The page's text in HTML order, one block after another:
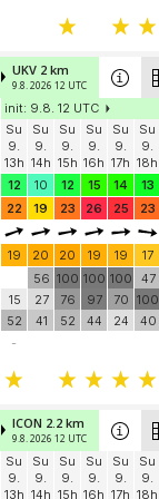
UKV 2 km
9.8. 2026 12 UTC
init: 9.8. 12 UTC
Su
9.
13h
Su
9.
14h
Su
9.
15h
Su
9.
16h
Su
9.
17h
Su
9.
18h
12
10 12 15 14 13
22
19 23 26 25 23
19 20 20 19 19 17
15
52
56
27
41
100
76
52
100
97
44
100
70
24
47
100
40
-
ICON 2.2 km
9.8. 2026 12 UTC
Su
9.
13h
Su
9.
14h
Su
9.
15h
Su
9.
16h
Su
9.
17h
Su
9.
18h